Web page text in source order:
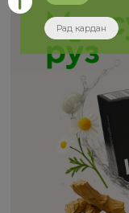
Рад кардан